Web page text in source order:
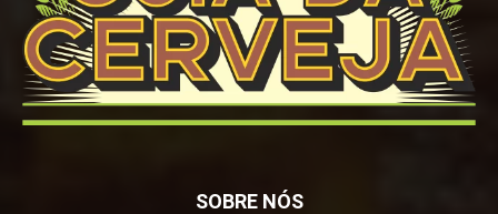
SOBRE NÓS